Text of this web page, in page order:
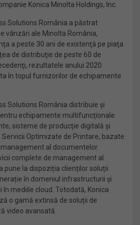
Konica Minolta Holdings, Inc.
Solutions România a păstrat
vânzări ale Minolta România,
a peste 30 ani de existenţă pe piaţa
de distribuţie de peste 60 de
rezultatele anului 2020
în topul furnizorilor de echipamente
Solutions România distribuie și
echipamente multifuncţionale
sisteme de producție digitală și
Optimizate de Printare, bazate
al documentelor.
complete de management al
pune la dispoziția clienților soluții
în domeniul infrastructurii și
în mediile cloud. Totodată, Konica
o gamă extinsă de soluții de
video avansată.